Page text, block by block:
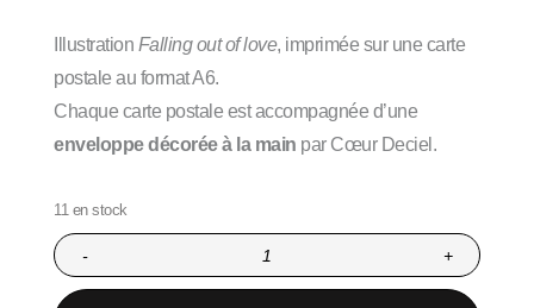
Illustration Falling out of love, imprimée sur une carte
postale au format A6.
Chaque carte postale est accompagnée d’une
enveloppe décorée à la main par Cœur Deciel.
11 en stock
+
-